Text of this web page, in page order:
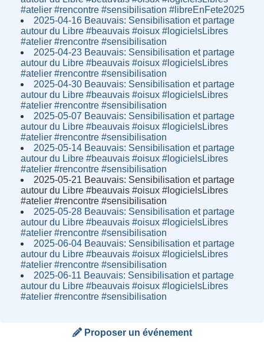
#atelier #rencontre #sensibilisation #libreEnFete2025
2025-04-16 Beauvais: Sensibilisation et partage
autour du Libre #beauvais #oisux #logicielsLibres
#atelier #rencontre #sensibilisation
2025-04-23 Beauvais: Sensibilisation et partage
autour du Libre #beauvais #oisux #logicielsLibres
#atelier #rencontre #sensibilisation
2025-04-30 Beauvais: Sensibilisation et partage
autour du Libre #beauvais #oisux #logicielsLibres
#atelier #rencontre #sensibilisation
2025-05-07 Beauvais: Sensibilisation et partage
autour du Libre #beauvais #oisux #logicielsLibres
#atelier #rencontre #sensibilisation
2025-05-14 Beauvais: Sensibilisation et partage
autour du Libre #beauvais #oisux #logicielsLibres
#atelier #rencontre #sensibilisation
2025-05-21 Beauvais: Sensibilisation et partage
autour du Libre #beauvais #oisux #logicielsLibres
#atelier #rencontre #sensibilisation
2025-05-28 Beauvais: Sensibilisation et partage
autour du Libre #beauvais #oisux #logicielsLibres
#atelier #rencontre #sensibilisation
2025-06-04 Beauvais: Sensibilisation et partage
autour du Libre #beauvais #oisux #logicielsLibres
#atelier #rencontre #sensibilisation
2025-06-11 Beauvais: Sensibilisation et partage
autour du Libre #beauvais #oisux #logicielsLibres
#atelier #rencontre #sensibilisation
Proposer un événement